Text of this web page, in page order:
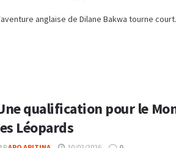
anglaise de Dilane Bakwa tourne
qualification pour le
Léopards